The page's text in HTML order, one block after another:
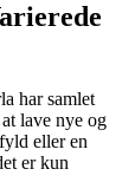
har samlet
lave nye og
eller en
er kun